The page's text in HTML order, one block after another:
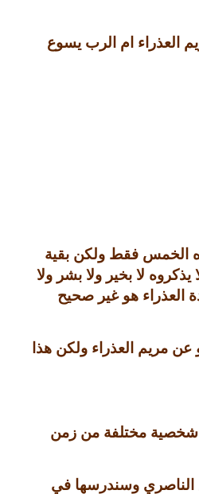
العذراء ام الرب يسوع
الخمس فقط ولكن بقية
يذكروه لا بخير ولا بشر ولا
العذراء هو غير صحيح
مريم العذراء ولكن هذا
شخصية مختلفة من زمن
الناصري وسندرسها في